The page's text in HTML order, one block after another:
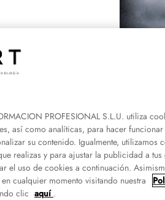
PROFESIONAL S.L.U. utiliza
así como analíticas, para hacer
su contenido. Igualmente, utilizamos
realizas y para ajustar la publicidad a tus
el uso de cookies a continuación.
cualquier momento visitando nuestra
clic aquí .